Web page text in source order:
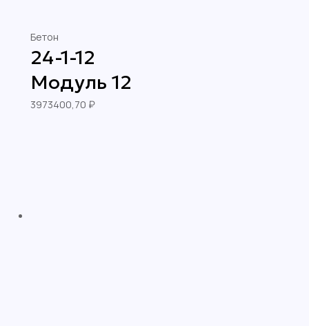
Бетон
24-1-12
Модуль 12
3973400,70 ₽